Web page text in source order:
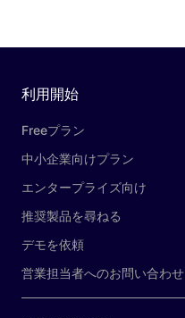
利用開始
Freeプラン
中小企業向けプラン
エンタープライズ向け
推奨製品を尋ねる
デモを依頼
営業担当者へのお問い合わせ